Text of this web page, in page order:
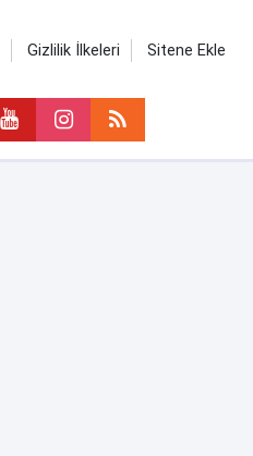
Gizlilik İlkeleri Sitene Ekle